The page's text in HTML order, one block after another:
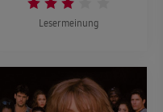
Lesermeinung